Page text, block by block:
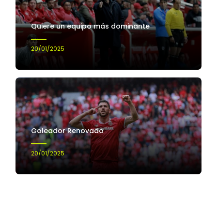
Quiere un equipo más dominante
20/01/2025
Goleador Renovado
20/01/2025